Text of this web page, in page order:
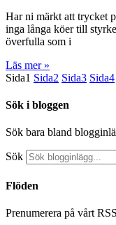
Har ni märkt att trycket
inga långa köer till
överfulla som i
Läs mer »
Sida1 Sida2 Sida3 Sida4
Sök i bloggen
Sök bara bland
Sök
Flöden
Prenumerera på vårt